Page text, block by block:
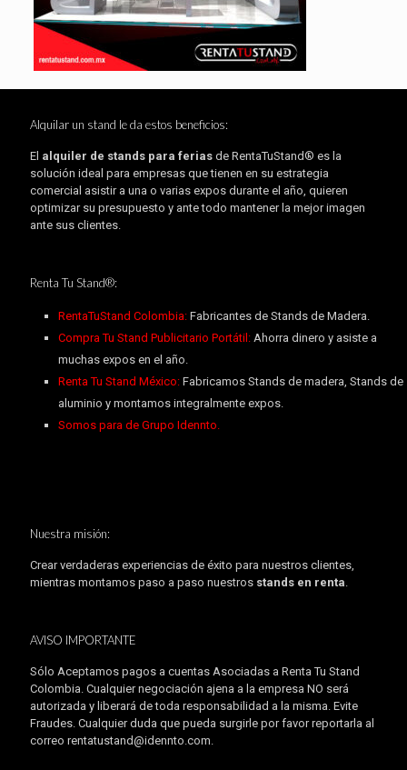
Alquilar un stand le da estos beneficios:
El alquiler de stands para ferias de RentaTuStand® es la
solución ideal para empresas que tienen en su estrategia
comercial asistir a una o varias expos durante el año, quieren
optimizar su presupuesto y ante todo mantener la mejor imagen
ante sus clientes.
Renta Tu Stand®:
RentaTuStand Colombia: Fabricantes de Stands de Madera.
Compra Tu Stand Publicitario Portátil:Ahorra dinero y asiste a
muchas expos en el año.
Renta Tu Stand México:Fabricamos Stands de madera, Stands de
aluminio y montamos integralmente expos.
Somos para de Grupo Idennto.
Nuestra misión:
Crear verdaderas experiencias de éxito para nuestros clientes,
mientras montamos paso a paso nuestros stands en renta.
AVISO IMPORTANTE
Sólo Aceptamos pagos a cuentas Asociadas a Renta Tu Stand
Colombia. Cualquier negociación ajena a la empresa NO será
autorizada y liberará de toda responsabilidad a la misma. Evite
Fraudes. Cualquier duda que pueda surgirle por favor reportarla al
correo rentatustand@idennto.com.